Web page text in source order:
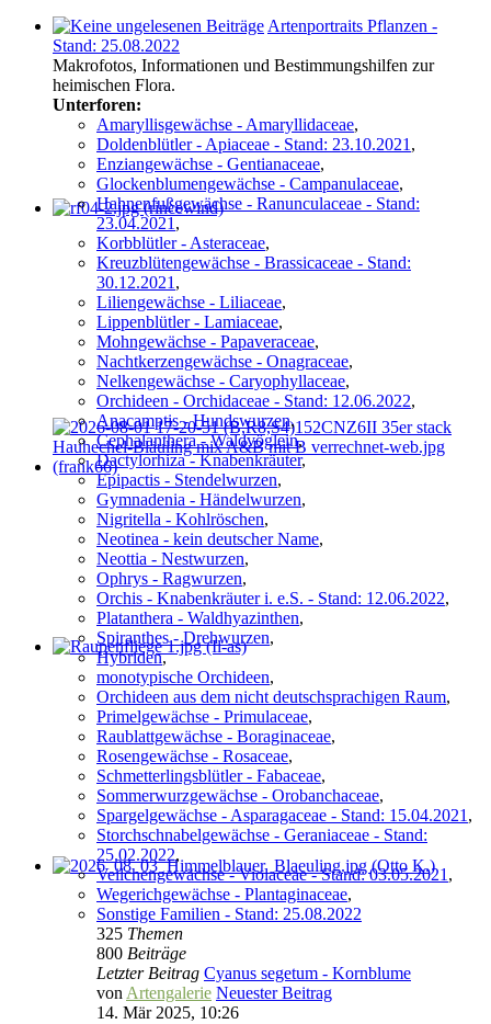
Artenportraits Pflanzen -
Stand: 25.08.2022
Makrofotos, Informationen und Bestimmungshilfen zur
heimischen Flora.
Unterforen:
Amaryllisgewächse - Amaryllidaceae,
Doldenblütler - Apiaceae - Stand: 23.10.2021 ,
Enziangewächse - Gentianaceae,
Glockenblumengewächse - Campanulaceae,
Hahnenfußgewächse - Ranunculaceae - Stand:
23.04.2021 ,
Korbblütler - Asteraceae,
Kreuzblütengewächse - Brassicaceae - Stand:
30.12.2021 ,
Liliengewächse - Liliaceae,
Lippenblütler - Lamiaceae,
Mohngewächse - Papaveraceae,
Nachtkerzengewächse - Onagraceae,
Nelkengewächse - Caryophyllaceae,
Orchideen - Orchidaceae - Stand: 12.06.2022,
Anacamptis - Hundswurzen,
Cephalanthera - Waldvöglein,
Dactylorhiza - Knabenkräuter,
Epipactis - Stendelwurzen,
Gymnadenia - Händelwurzen,
Nigritella - Kohlröschen,
Neotinea - kein deutscher Name,
Neottia - Nestwurzen,
Ophrys - Ragwurzen,
Orchis - Knabenkräuter i. e.S. - Stand: 12.06.2022,
Platanthera - Waldhyazinthen,
Spiranthes - Drehwurzen,
Hybriden,
monotypische Orchideen,
Orchideen aus dem nicht deutschsprachigen Raum,
Primelgewächse - Primulaceae,
Raublattgewächse - Boraginaceae,
Rosengewächse - Rosaceae,
Schmetterlingsblütler - Fabaceae,
Sommerwurzgewächse - Orobanchaceae,
Spargelgewächse - Asparagaceae - Stand: 15.04.2021 ,
Storchschnabelgewächse - Geraniaceae - Stand:
25.02.2022,
Veilchengewächse - Violaceae - Stand: 03.05.2021 ,
Wegerichgewächse - Plantaginaceae,
Sonstige Familien - Stand: 25.08.2022
325 Themen
800 Beiträge
Letzter Beitrag Cyanus segetum - Kornblume
von Artengalerie Neuester Beitrag
14. Mär 2025, 10:26